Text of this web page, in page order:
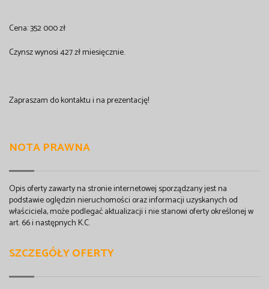
Cena: 352 000 zł
Czynsz wynosi 427 zł miesięcznie.
Zapraszam do kontaktu i na prezentację!
NOTA PRAWNA
Opis oferty zawarty na stronie internetowej sporządzany jest na
podstawie oględzin nieruchomości oraz informacji uzyskanych od
właściciela, może podlegać aktualizacji i nie stanowi oferty określonej w
art. 66 i następnych K.C.
SZCZEGÓŁY OFERTY